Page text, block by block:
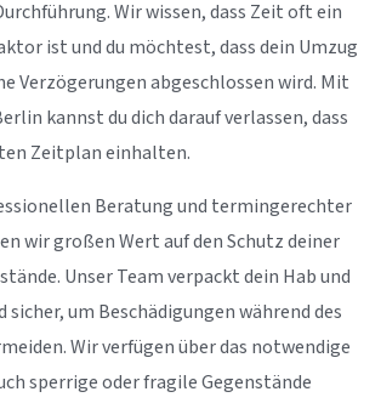
Wir wissen, dass Zeit oft ein
ist und du möchtest, dass dein Umzug
Verzögerungen abgeschlossen wird. Mit
kannst du dich darauf verlassen, dass
Zeitplan einhalten.
Beratung und termingerechter
wir großen Wert auf den Schutz deiner
Unser Team verpackt dein Hab und
um Beschädigungen während des
Wir verfügen über das notwendige
sperrige oder fragile Gegenstände